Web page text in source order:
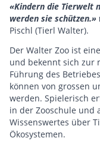
«Kindern die Tierwelt
werden sie schützen.»
Pischl (Tierl Walter).
Der Walter Zoo ist eine
und bekennt sich zur
Führung des
können von grossen
werden. Spielerisch
in der Zooschule und
Wissenswertes über
Ökosystemen.